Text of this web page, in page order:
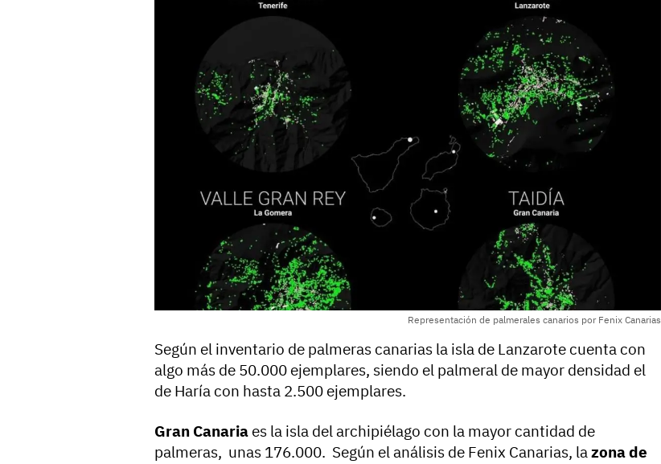
Representación de palmerales canarios por Fenix Canarias
Según el inventario de palmeras canarias la isla de Lanzarote cuenta con
algo más de 50.000 ejemplares, siendo el palmeral de mayor densidad el
de Haría con hasta 2.500 ejemplares.
Gran Canaria es la isla del archipiélago con la mayor cantidad de
palmeras, unas 176.000. Según el análisis de Fenix Canarias, lazona de